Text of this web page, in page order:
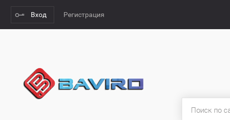
Вход Регистрация